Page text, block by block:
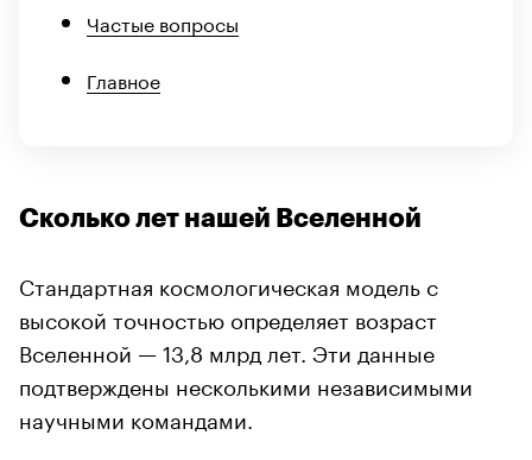
Частые вопросы
Главное
Сколько лет нашей Вселенной
Стандартная космологическая модель с
высокой точностью определяет возраст
Вселенной — 13,8 млрд лет. Эти данные
подтверждены несколькими независимыми
научными командами.